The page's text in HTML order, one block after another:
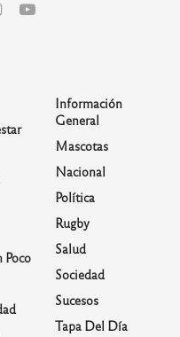
Poco
Información
General
Mascotas
Nacional
Política
Rugby
Salud
Sociedad
Sucesos
Tapa Del Día